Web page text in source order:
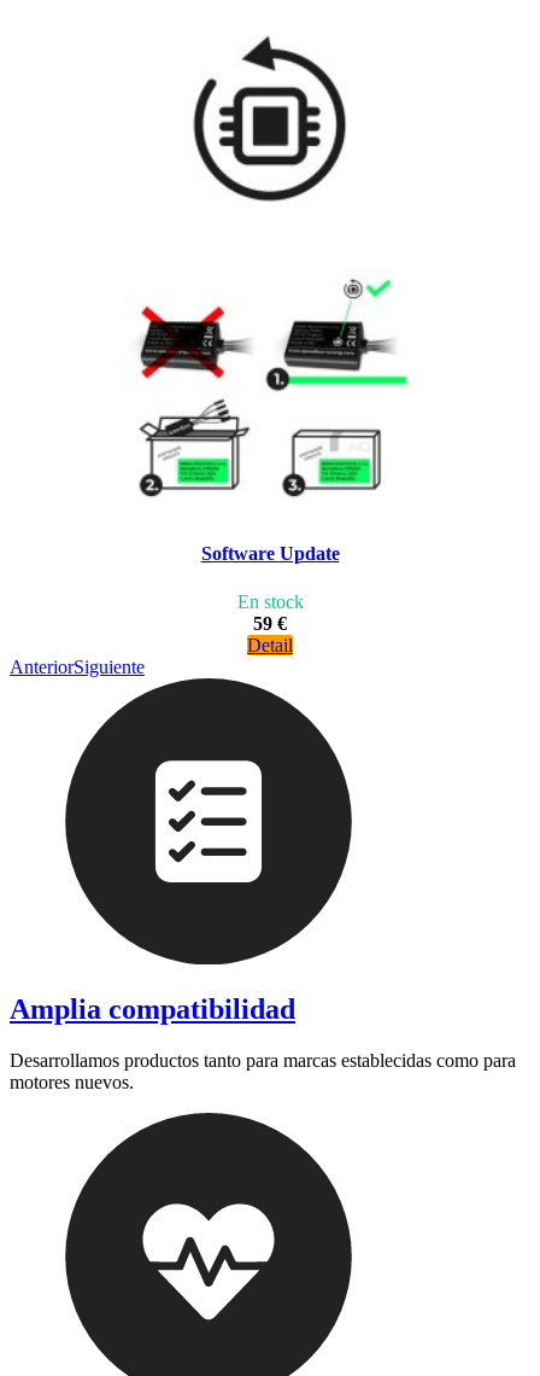
Software Update
En stock
59 €
Detail
AnteriorSiguiente
Amplia compatibilidad
Desarrollamos productos tanto para marcas establecidas como para
motores nuevos.